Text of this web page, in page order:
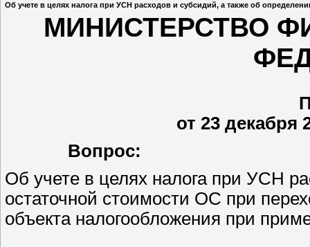
Об учете в целях налога при УСН расходов и субсидий, а также об
МИНИСТЕРСТВО
от 23 декабря
Вопрос:
Об учете в целях налога при УСН
остаточной стоимости ОС при
объекта налогообложения при